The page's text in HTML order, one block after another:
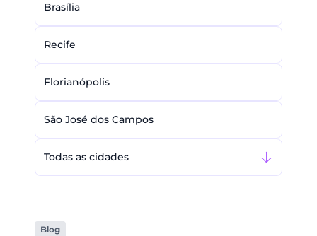
Brasília
Recife
Florianópolis
São José dos Campos
Todas as cidades
Blog